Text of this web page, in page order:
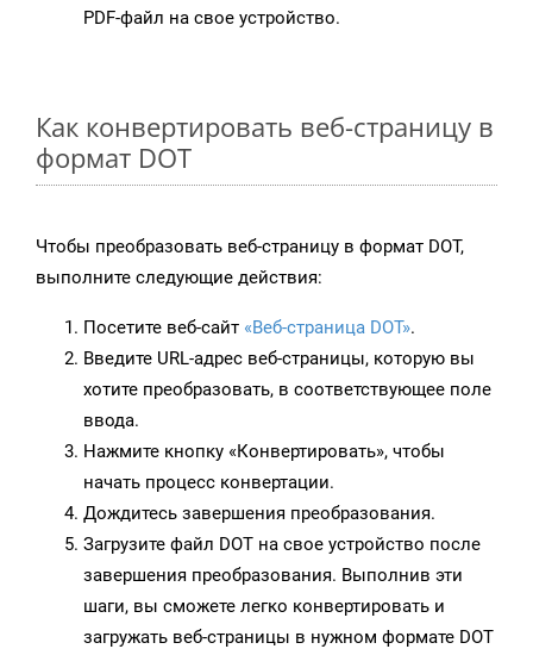
PDF-файл на свое устройство.
Как конвертировать веб-страницу в
формат DOT
Чтобы преобразовать веб-страницу в формат DOT,
выполните следующие действия:
Посетите веб-сайт «Веб-страница DOT».
Введите URL-адрес веб-страницы, которую вы
хотите преобразовать, в соответствующее поле
ввода.
Нажмите кнопку «Конвертировать», чтобы
начать процесс конвертации.
Дождитесь завершения преобразования.
Загрузите файл DOT на свое устройство после
завершения преобразования. Выполнив эти
шаги, вы сможете легко конвертировать и
загружать веб-страницы в нужном формате DOT